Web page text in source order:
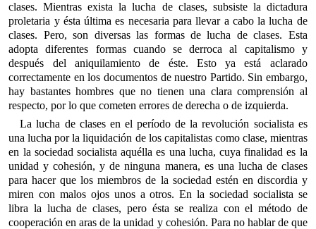
clases. Mientras exista la lucha de clases, subsiste la dictadura
proletaria y ésta última es necesaria para llevar a cabo la lucha de
clases. Pero, son diversas las formas de lucha de clases. Esta
adopta diferentes formas cuando se derroca al capitalismo y
después del aniquilamiento de éste. Esto ya está aclarado
correctamente en los documentos de nuestro Partido. Sin embargo,
hay bastantes hombres que no tienen una clara comprensión al
respecto, por lo que cometen errores de derecha o de izquierda.
La lucha de clases en el período de la revolución socialista es
una lucha por la liquidación de los capitalistas como clase, mientras
en la sociedad socialista aquélla es una lucha, cuya finalidad es la
unidad y cohesión, y de ninguna manera, es una lucha de clases
para hacer que los miembros de la sociedad estén en discordia y
miren con malos ojos unos a otros. En la sociedad socialista se
libra la lucha de clases, pero ésta se realiza con el método de
cooperación en aras de la unidad y cohesión. Para no hablar de que